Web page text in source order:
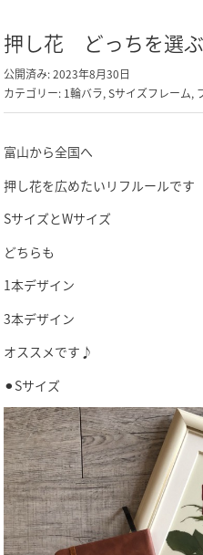
押し花 どっちを選
公開済み: 2023年8月30日
カテゴリー: 1輪バラ,Sサイズフレーム,
富山から全国へ
押し花を広めたいリフルールです
SサイズとWサイズ
どちらも
1本デザイン
3本デザイン
オススメです♪
⚫︎Sサイズ